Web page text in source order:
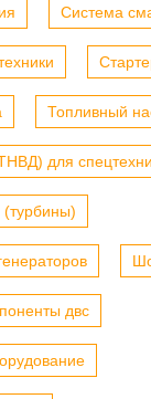
Система
Топливный
для
двс